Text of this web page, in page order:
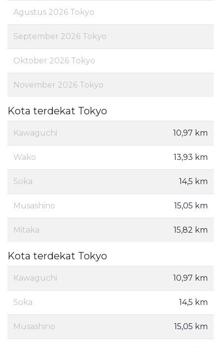
Agustus 2026 Tokyo
September 2026 Tokyo
Oktober 2026 Tokyo
November 2026 Tokyo
Kota terdekat Tokyo
Kawaguchi 10,97 km
Wako 13,93 km
Soka 14,5 km
Musashino 15,05 km
Mitaka 15,82 km
Kota terdekat Tokyo
Kawaguchi 10,97 km
Soka 14,5 km
Musashino 15,05 km